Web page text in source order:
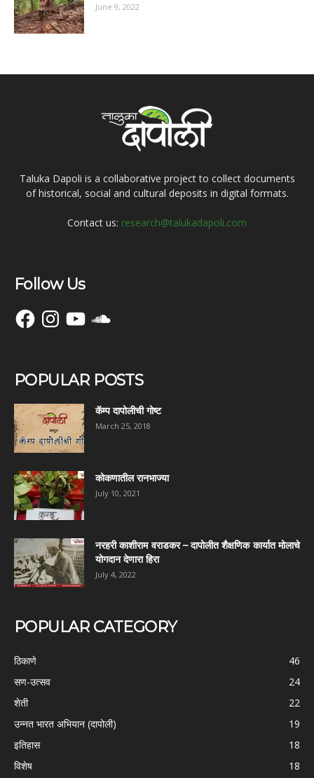
June 9, 2022
Taluka Dapoli is a collaborative project to collect documents
of historical, social and cultural deposits in digital formats.
Contact us: research@talukadapoli.com
Follow Us
FacebookInstagramYouTubeSoundCloud
POPULAR POSTS
कॅम्प दापोलीची गोष्ट
March 25, 2018
कोकणातील रानभाज्या
July 10, 2021
नरहरी काशीराम वराडकर – दापोलीत शैक्षणिक कार्यात मोलाचे
योगदान देणारा हिरा
July 4, 2022
POPULAR CATEGORY
ठिकाणे
46
सण-उत्सव
24
शेती
22
उन्नत भारत अभियान (दापोली)
19
इतिहास
18
विशेष
18